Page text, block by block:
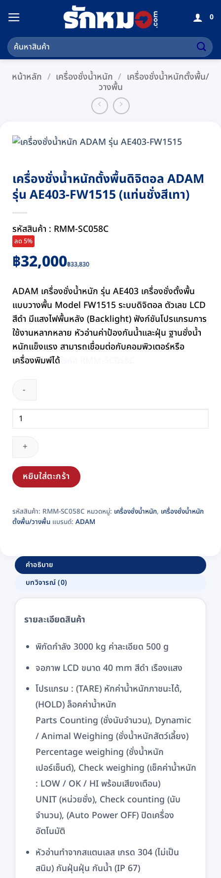
เนื้อหา
0
ค้นหา:
หน้าหลัก / เครื่องชั่งน้ำหนัก / เครื่องชั่งน้ำหนักตั้งพื้น/
วางพื้น
เครื่องชั่งน้ำหนักตั้งพื้นดิจิตอล ADAM
รุ่น AE403-FW1515 (แท่นชั่งสีเทา)
รหัสสินค้า : RMM-SC058C
ลด 5%
฿33,830
Original
price
฿33,830.
฿32,000
Current
price
฿32,000.
ADAM เครื่องชั่งน้ำหนัก รุ่น AE403 เครื่องชั่งตั้งพื้น
แบบวางพื้น Model FW1515 ระบบดิจิตอล ตัวเลข LCD
สีดำ มีแสงไฟพื้นหลัง (Backlight) ฟังก์ชันโปรแกรมการ
ใช้งานหลากหลาย หัวอ่านค่าป้องกันน้ำและฝุ่น ฐานชั่งน้ำ
หนักแข็งแรง สามารถเชื่อมต่อกับคอมพิวเตอร์หรือ
เครื่องพิมพ์ได้
จำนวน
เครื่อง
ชั่ง
หนัก
ตั้ง
พื้น
ADAM
รุ่น
(แท่น
ชั่ง
เทา)
หยิบใส่ตะกร้า
รหัสสินค้า: RMM-SC058C หมวดหมู่: เครื่องชั่งน้ำหนัก, เครื่องชั่งน้ำหนัก
ตั้งพื้น/วางพื้น แบรนด์: ADAM
คำอธิบาย
บทวิจารณ์ (0)
รายละเอียดสินค้า
พิกัดกำลัง 3000 kg ค่าละเอียด 500 g
จอภาพ LCD ขนาด 40 mm สีดำ เรืองแสง
โปรแกรม : (TARE) หักค่าน้ำหนักภาชนะได้,
(HOLD) ล็อคค่าน้ำหนัก
Parts Counting (ชั่งนับจำนวน), Dynamic
/ Animal Weighing (ชั่งน้ำหนักสัตว์เลี้ยง)
Percentage weighing (ชั่งน้ำหนัก
เปอร์เซ็นต์), Check weighing (เช็คค่าน้ำหนัก
: LOW / OK / HI พร้อมเสียงเตือน)
UNIT (หน่วยชั่ง), Check counting (นับ
จำนวน), (Auto Power OFF) ปิดเครื่อง
อัตโนมัติ
หัวอ่านทำจากสแตนเลส เกรด 304 (ไม่เป็น
สนิม) กันฝุ่นฝุ่น กันน้ำ (IP 67)